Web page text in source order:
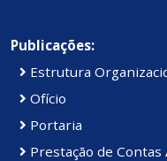
Publicações:
Estrutura
Ofício
Portaria
Prestação de Contas